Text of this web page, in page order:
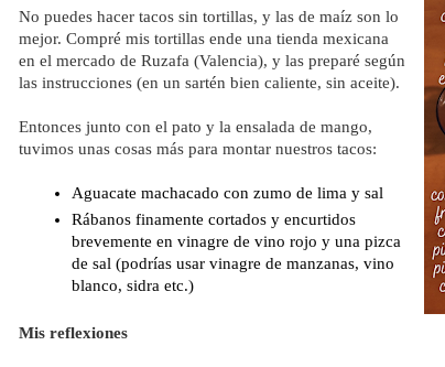
No puedes hacer tacos sin tortillas, y las de maíz son lo
mejor. Compré mis tortillas ende una tienda mexicana
en el mercado de Ruzafa (Valencia), y las preparé según
las instrucciones (en un sartén bien caliente, sin aceite).
Entonces junto con el pato y la ensalada de mango,
tuvimos unas cosas más para montar nuestros tacos:
Aguacate machacado con zumo de lima y sal
Rábanos finamente cortados y encurtidos
brevemente en vinagre de vino rojo y una pizca
de sal (podrías usar vinagre de manzanas, vino
blanco, sidra etc.)
Mis reflexiones